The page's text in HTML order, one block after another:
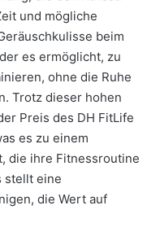
und mögliche
beim
es ermöglicht, zu
ohne die Ruhe
Trotz dieser hohen
Preis des DH FitLife
es zu einem
die ihre Fitnessroutine
stellt eine
die Wert auf